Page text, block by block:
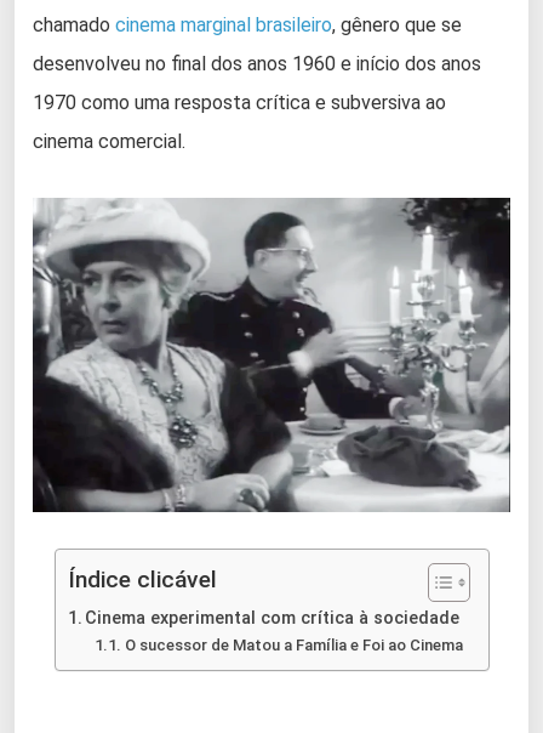
chamado cinema marginal brasileiro, gênero que se
desenvolveu no final dos anos 1960 e início dos anos
1970 como uma resposta crítica e subversiva ao
cinema comercial.
Índice clicável
Cinema experimental com crítica à sociedade
O sucessor de Matou a Família e Foi ao Cinema